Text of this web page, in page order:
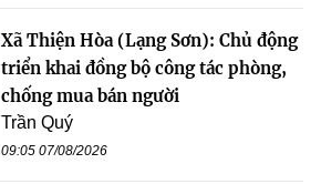
Xã Thiện Hòa (Lạng Sơn): Chủ động
triển khai đồng bộ công tác phòng,
chống mua bán người
Trần Quý
09:05 07/08/2026